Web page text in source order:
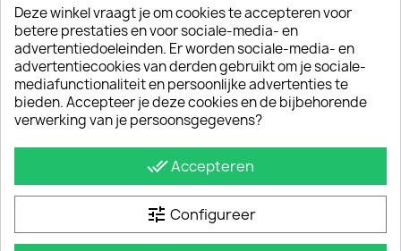
sidebars worden meegeleverd.
JE BENT MISSCHIEN OOK GEÏNTERESSEERD IN
Deze winkel vraagt je om cookies te accepteren voor
betere prestaties en voor sociale-media- en
advertentiedoeleinden. Er worden sociale-media- en
advertentiecookies van derden gebruikt om je sociale-
mediafunctionaliteit en persoonlijke advertenties te
bieden. Accepteer je deze cookies en de bijbehorende
verwerking van je persoonsgegevens?
done_allAccepteren
tune Configureer